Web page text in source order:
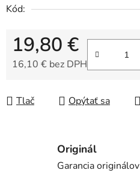
Kód:
19,80 €
16,10 € bez DPH
Tlač Opýtať sa
Originál
Garancia originálov